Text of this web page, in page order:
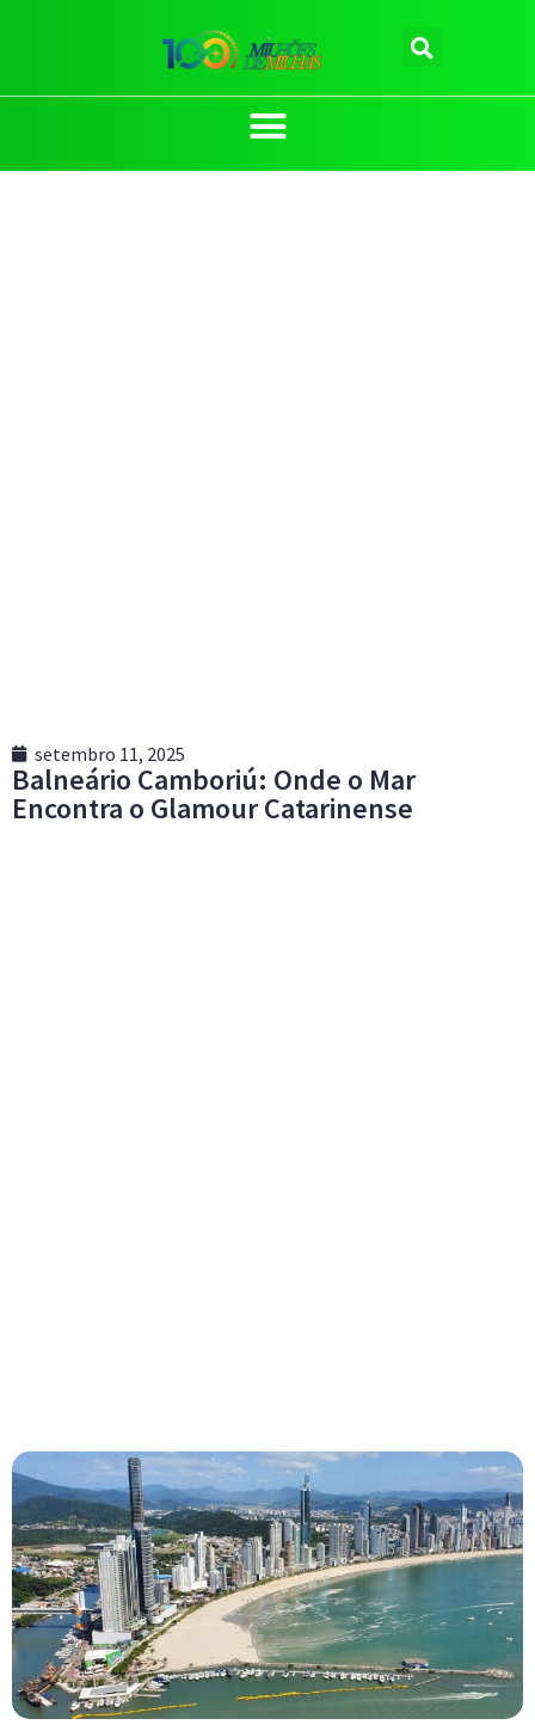
setembro 11, 2025
Balneário Camboriú: Onde o Mar
Encontra o Glamour Catarinense